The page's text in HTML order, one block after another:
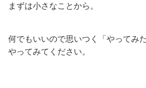
まずは小さなことから。
何でもいいので思いつく「やってみ
やってみてください。